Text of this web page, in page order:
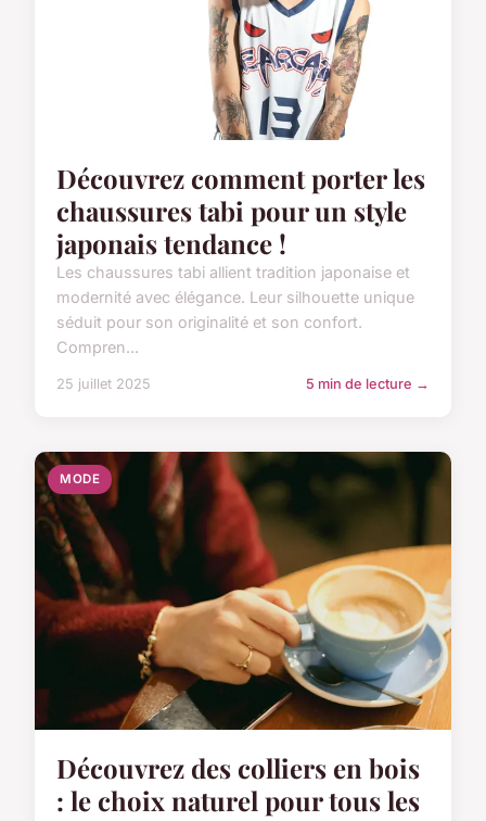
Découvrez comment porter les
chaussures tabi pour un style
japonais tendance !
Les chaussures tabi allient tradition japonaise et
modernité avec élégance. Leur silhouette unique
séduit pour son originalité et son confort.
Compren...
25 juillet 2025 5 min de lecture →
MODE
Découvrez des colliers en bois
: le choix naturel pour tous les